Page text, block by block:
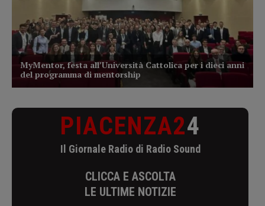
PIACENZA24
Il Giornale Radio di Radio Sound
CLICCA E ASCOLTA
LE ULTIME NOTIZIE